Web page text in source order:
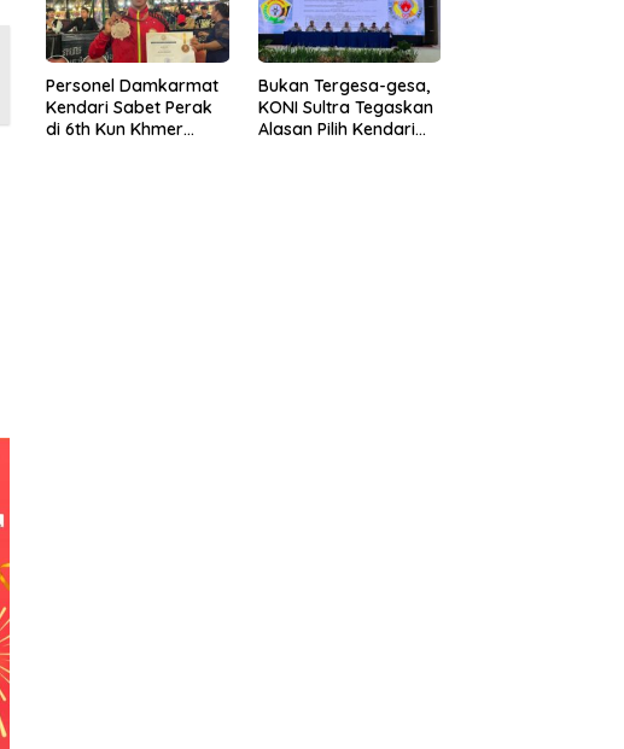
Personel Damkarmat
Kendari Sabet Perak
di 6th Kun Khmer
Bukan Tergesa-gesa,
KONI Sultra Tegaskan
Alasan Pilih Kendari